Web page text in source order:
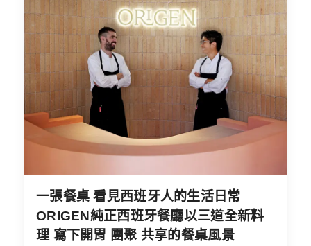
一張餐桌 看見西班牙人的生活日常
ORIGEN純正西班牙餐廳以三道全新料
理 寫下開胃 團聚 共享的餐桌風景